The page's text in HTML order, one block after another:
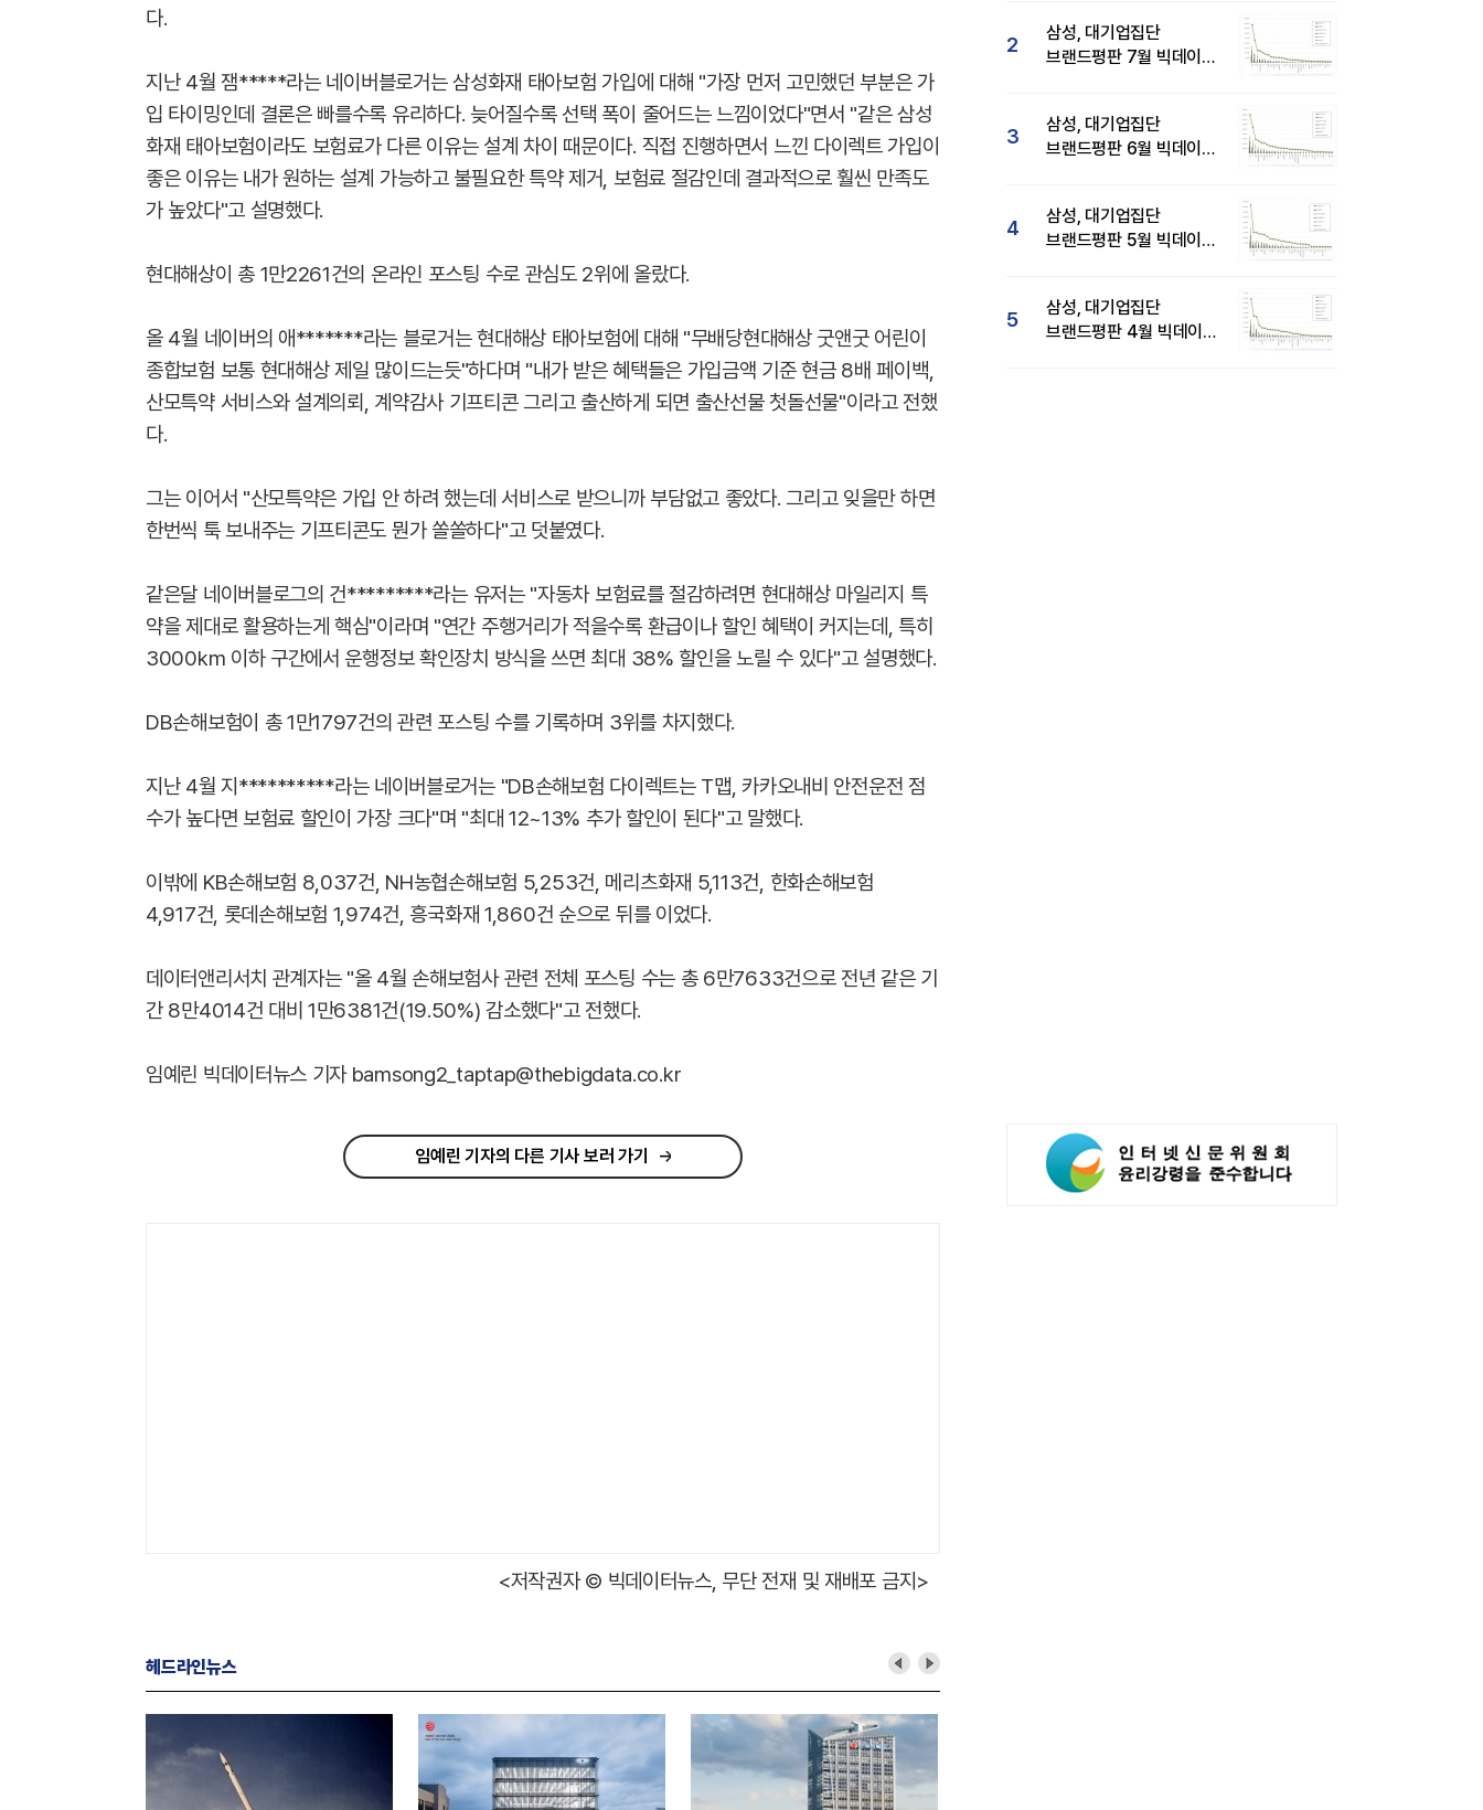
다.
지난 4월 잼*****라는 네이버블로거는 삼성화재 태아보험 가입에 대해 "가장 먼저 고민했던 부분은 가
입 타이밍인데 결론은 빠를수록 유리하다. 늦어질수록 선택 폭이 줄어드는 느낌이었다"면서 "같은 삼성
화재 태아보험이라도 보험료가 다른 이유는 설계 차이 때문이다. 직접 진행하면서 느낀 다이렉트 가입이
좋은 이유는 내가 원하는 설계 가능하고 불필요한 특약 제거, 보험료 절감인데 결과적으로 훨씬 만족도
가 높았다"고 설명했다.
현대해상이 총 1만2261건의 온라인 포스팅 수로 관심도 2위에 올랐다.
올 4월 네이버의 애*******라는 블로거는 현대해상 태아보험에 대해 "무배당현대해상 굿앤굿 어린이
종합보험 보통 현대해상 제일 많이드는듯"하다며 "내가 받은 혜택들은 가입금액 기준 현금 8배 페이백,
산모특약 서비스와 설계의뢰, 계약감사 기프티콘 그리고 출산하게 되면 출산선물 첫돌선물"이라고 전했
다.
그는 이어서 "산모특약은 가입 안 하려 했는데 서비스로 받으니까 부담없고 좋았다. 그리고 잊을만 하면
한번씩 툭 보내주는 기프티콘도 뭔가 쏠쏠하다"고 덧붙였다.
같은달 네이버블로그의 건*********라는 유저는 "자동차 보험료를 절감하려면 현대해상 마일리지 특
약을 제대로 활용하는게 핵심"이라며 "연간 주행거리가 적을수록 환급이나 할인 혜택이 커지는데, 특히
3000km 이하 구간에서 운행정보 확인장치 방식을 쓰면 최대 38% 할인을 노릴 수 있다"고 설명했다.
DB손해보험이 총 1만1797건의 관련 포스팅 수를 기록하며 3위를 차지했다.
지난 4월 지**********라는 네이버블로거는 "DB손해보험 다이렉트는 T맵, 카카오내비 안전운전 점
수가 높다면 보험료 할인이 가장 크다"며 "최대 12~13% 추가 할인이 된다"고 말했다.
이밖에 KB손해보험 8,037건, NH농협손해보험 5,253건, 메리츠화재 5,113건, 한화손해보험
4,917건, 롯데손해보험 1,974건, 흥국화재 1,860건 순으로 뒤를 이었다.
데이터앤리서치 관계자는 "올 4월 손해보험사 관련 전체 포스팅 수는 총 6만7633건으로 전년 같은 기
간 8만4014건 대비 1만6381건(19.50%) 감소했다"고 전했다.
임예린 빅데이터뉴스 기자 bamsong2_taptap@thebigdata.co.kr
임예린 기자의 다른 기사 보러 가기
<저작권자 © 빅데이터뉴스, 무단 전재 및 재배포 금지>
헤드라인뉴스
2
삼성, 대기업집단
브랜드평판 7월 빅데이터
3
삼성, 대기업집단
브랜드평판 6월 빅데이터
4
삼성, 대기업집단
브랜드평판 5월 빅데이터
5
삼성, 대기업집단
브랜드평판 4월 빅데이터